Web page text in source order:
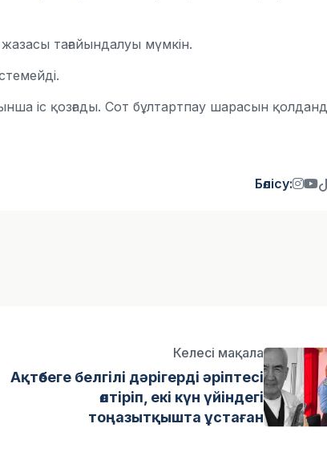
тағайындалуы мүмкін.
іс қозғады. Сот бұлтартпау шарасын
Бөлісу:
Келесі мақала
Ақтөбеге белгілі дәрігерді әріптесі
өлтіріп, екі күн үйіндегі
тоңазытқышта ұстаған